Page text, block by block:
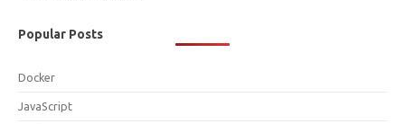
Popular Posts
Docker
JavaScript